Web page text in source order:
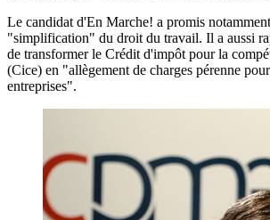
Le candidat d'En Marche! a promis
"simplification" du droit du travail. Il a aussi
de transformer le Crédit d'impôt pour la
(Cice) en "allègement de charges pérenne
entreprises".